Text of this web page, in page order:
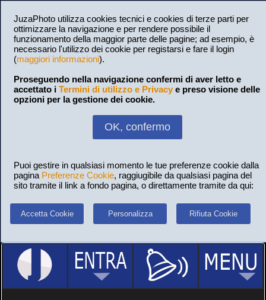
JuzaPhoto utilizza cookies tecnici e cookies di terze parti per
ottimizzare la navigazione e per rendere possibile il
funzionamento della maggior parte delle pagine; ad esempio, è
necessario l'utilizzo dei cookie per registarsi e fare il login
(maggiori informazioni).
Proseguendo nella navigazione confermi di aver letto e
accettato i Termini di utilizzo e Privacy e preso visione delle
opzioni per la gestione dei cookie.
OK, confermo
Puoi gestire in qualsiasi momento le tue preferenze cookie dalla
pagina Preferenze Cookie, raggiugibile da qualsiasi pagina del
sito tramite il link a fondo pagina, o direttamente tramite da qui:
Accetta Cookie Personalizza Rifiuta Cookie